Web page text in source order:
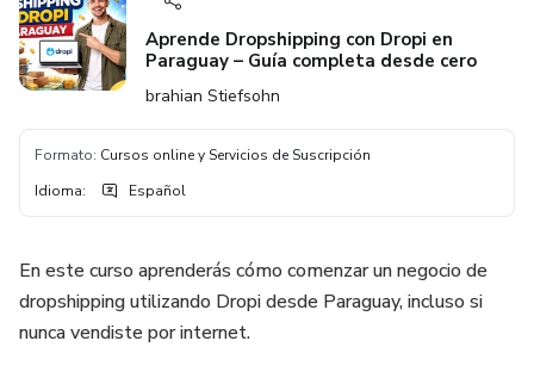
Aprende Dropshipping con Dropi en
Paraguay – Guía completa desde cero
brahian Stiefsohn
Formato: Cursos online y Servicios de Suscripción
Idioma: Español
En este curso aprenderás cómo comenzar un negocio de
dropshipping utilizando Dropi desde Paraguay, incluso si
nunca vendiste por internet.